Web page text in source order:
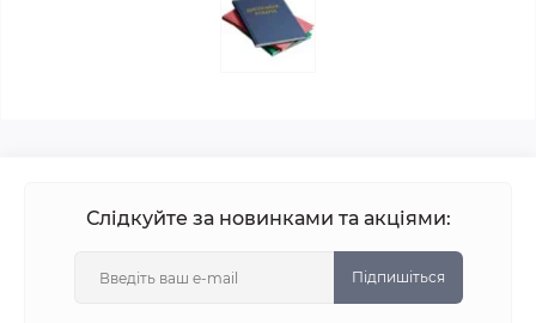
Слідкуйте за новинками та акціями:
Підпишіться